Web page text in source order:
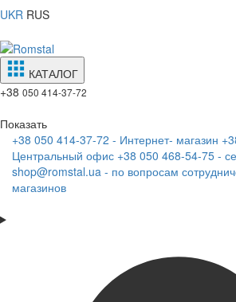
UKR RUS
КАТАЛОГ
+38 050 414-37-72
Показать
+38 050 414-37-72 - Интернет- магазин
Центральный офис +38 050 468-54-75 -
shop@romstal.ua - по вопросам
магазинов